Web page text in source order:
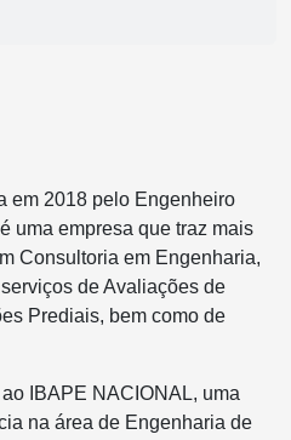
em 2018 pelo Engenheiro
uma empresa que traz mais
Consultoria em Engenharia,
de Avaliações de
Prediais, bem como de
IBAPE NACIONAL, uma
na área de Engenharia de